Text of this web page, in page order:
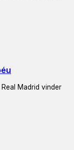
Madrid vinder